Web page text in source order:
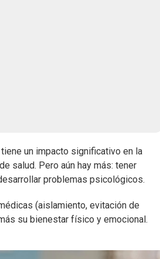
tiene un impacto significativo en la
salud. Pero aún hay más: tener
problemas psicológicos.
(aislamiento, evitación de
su bienestar físico y emocional.